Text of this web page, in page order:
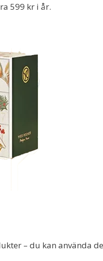
599 kr i år.
– du kan använda